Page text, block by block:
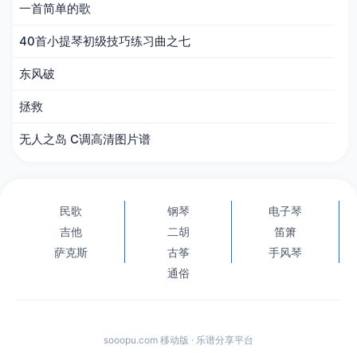
一首简单的歌
40首小提琴初级技巧练习曲之七
东风破
拯救
无人之岛 C调高清图片谱
民歌 钢琴
电子琴
吉他
二胡
笛箫
萨克斯
古筝
手风琴
通俗
sooopu.com 移动版 · 乐谱分享平台